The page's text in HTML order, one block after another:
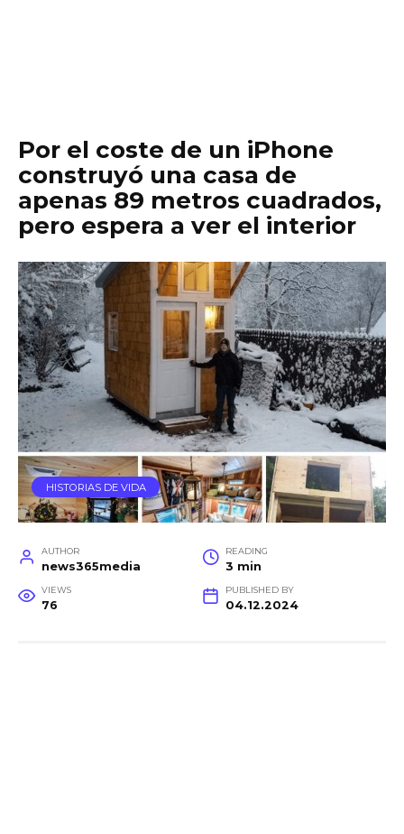
Por el coste de un iPhone
construyó una casa de
apenas 89 metros cuadrados,
pero espera a ver el interior
HISTORIAS DE VIDA
AUTHOR
news365media
READING
3 min
VIEWS
76
PUBLISHED BY
04.12.2024